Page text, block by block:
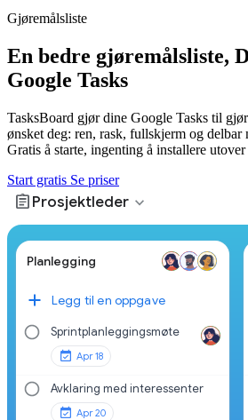
Gjøremålsliste
En bedre gjøremålsliste,
Google Tasks
TasksBoard gjør dine Google Tasks til
ønsket deg: ren, rask, fullskjerm og delbar
Gratis å starte, ingenting å installere
Start gratis Se priser
assignmentProsjektleder expand_more
Planlegging
Legg til en oppgave
Sprintplanleggingsmøte
Apr 18
Avklaring med interessenter
Apr 20